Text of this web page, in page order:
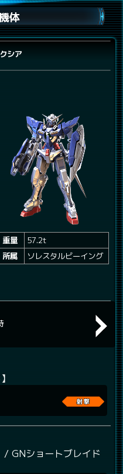
体
シア
重量
57.2t
所属
ソレスタルビーイング
/ GNショートブレイド